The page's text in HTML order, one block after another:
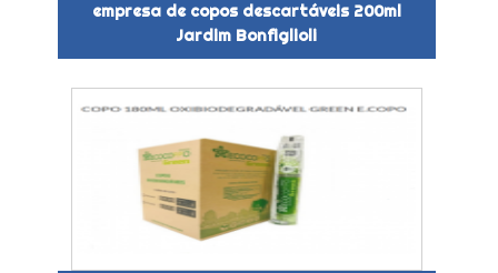
empresa de copos descartáveis 200ml
Jardim Bonfiglioli